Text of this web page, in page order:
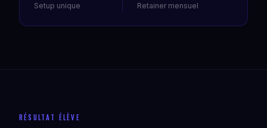
Setup unique Retainer mensuel
RÉSULTAT ÉLÈVE